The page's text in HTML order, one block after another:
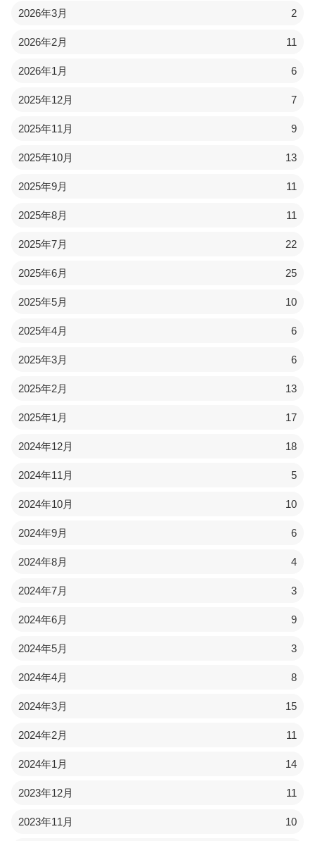
2026年3月 2
2026年2月 11
2026年1月 6
2025年12月 7
2025年11月 9
2025年10月 13
2025年9月 11
2025年8月 11
2025年7月 22
2025年6月 25
2025年5月 10
2025年4月 6
2025年3月 6
2025年2月 13
2025年1月 17
2024年12月 18
2024年11月 5
2024年10月 10
2024年9月 6
2024年8月 4
2024年7月 3
2024年6月 9
2024年5月 3
2024年4月 8
2024年3月 15
2024年2月 11
2024年1月 14
2023年12月 11
2023年11月 10